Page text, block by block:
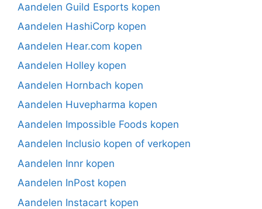
Aandelen Guild Esports kopen
Aandelen HashiCorp kopen
Aandelen Hear.com kopen
Aandelen Holley kopen
Aandelen Hornbach kopen
Aandelen Huvepharma kopen
Aandelen Impossible Foods kopen
Aandelen Inclusio kopen of verkopen
Aandelen Innr kopen
Aandelen InPost kopen
Aandelen Instacart kopen